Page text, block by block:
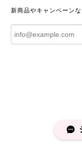
新商品やキャンペーン